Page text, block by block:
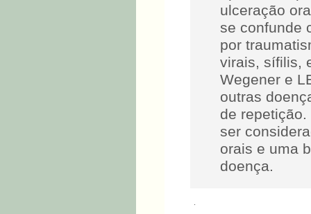
ulceração
se confunde
por
virais, sífilis,
Wegener e
outras
de
ser
orais e uma
doença.